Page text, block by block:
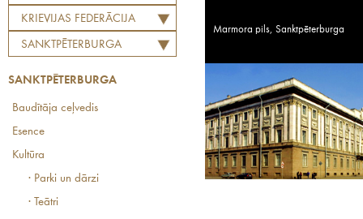
KRIEVIJAS FEDERĀCIJA
SANKTPĒTERBURGA
SANKTPĒTERBURGA
Baudītāja ceļvedis
Esence
Kultūra
· Parki un dārzi
· Teātri
Marmora pils, Sanktpēterburga